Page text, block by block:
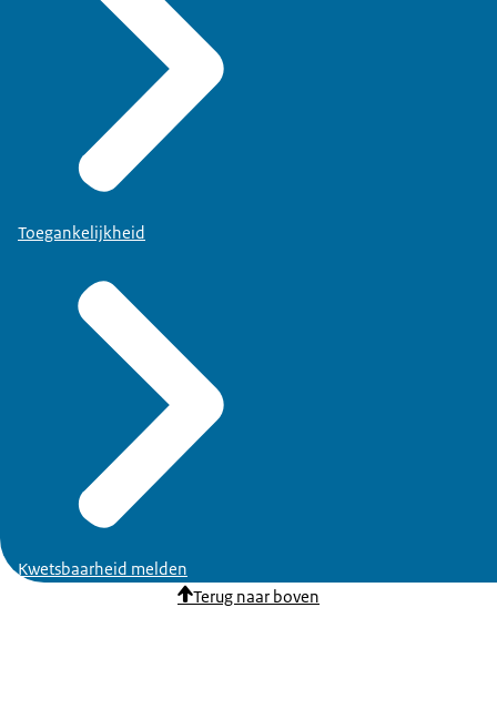
Toegankelijkheid
Kwetsbaarheid melden
Terug naar boven